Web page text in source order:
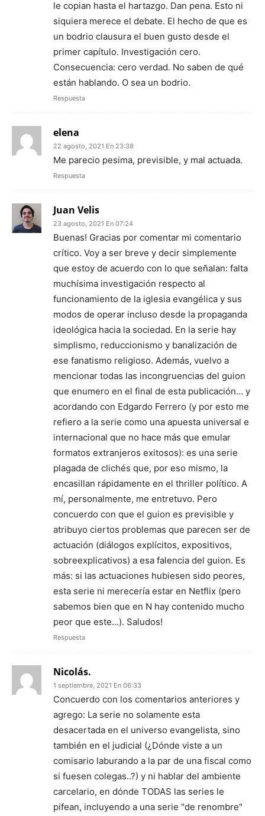
le copian hasta el hartazgo. Dan pena. Esto ni
siquiera merece el debate. El hecho de que es
un bodrio clausura el buen gusto desde el
primer capítulo. Investigación cero.
Consecuencia: cero verdad. No saben de qué
están hablando. O sea un bodrio.
Respuesta
elena
22 agosto, 2021 En 23:38
Me parecio pesima, previsible, y mal actuada.
Respuesta
Juan Velis
23 agosto, 2021 En 07:24
Buenas! Gracias por comentar mi comentario
crítico. Voy a ser breve y decir simplemente
que estoy de acuerdo con lo que señalan: falta
muchísima investigación respecto al
funcionamiento de la iglesia evangélica y sus
modos de operar incluso desde la propaganda
ideológica hacia la sociedad. En la serie hay
simplismo, reduccionismo y banalización de
ese fanatismo religioso. Además, vuelvo a
mencionar todas las incongruencias del guion
que enumero en el final de esta publicación... y
acordando con Edgardo Ferrero (y por esto me
refiero a la serie como una apuesta universal e
internacional que no hace más que emular
formatos extranjeros exitosos): es una serie
plagada de clichés que, por eso mismo, la
encasillan rápidamente en el thriller político. A
mí, personalmente, me entretuvo. Pero
concuerdo con que el guion es previsible y
atribuyo ciertos problemas que parecen ser de
actuación (diálogos explícitos, expositivos,
sobreexplicativos) a esa falencia del guion. Es
más: si las actuaciones hubiesen sido peores,
esta serie ni merecería estar en Netflix (pero
sabemos bien que en N hay contenido mucho
peor que este...). Saludos!
Respuesta
Nicolás.
1 septiembre, 2021 En 06:33
Concuerdo con los comentarios anteriores y
agrego: La serie no solamente esta
desacertada en el universo evangelista, sino
también en el judicial (¿Dónde viste a un
comisario laburando a la par de una fiscal como
si fuesen colegas..?) y ni hablar del ambiente
carcelario, en dónde TODAS las series le
pifean, incluyendo a una serie "de renombre"